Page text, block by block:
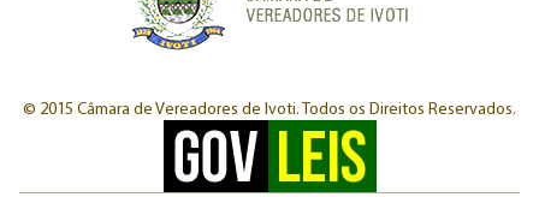
© 2015 Câmara de Vereadores de Ivoti. Todos os Direitos Reservados.